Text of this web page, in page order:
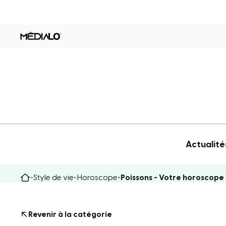
Style de vie Horoscope Poissons - Votre
Revenir à la catégorie